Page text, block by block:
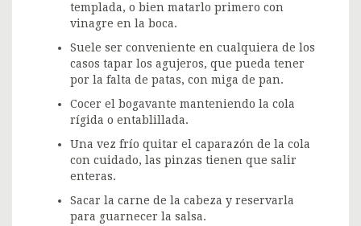
templada, o bien matarlo primero con
vinagre en la boca.
Suele ser conveniente en cualquiera de los
casos tapar los agujeros, que pueda tener
por la falta de patas, con miga de pan.
Cocer el bogavante manteniendo la cola
rígida o entablillada.
Una vez frío quitar el caparazón de la cola
con cuidado, las pinzas tienen que salir
enteras.
Sacar la carne de la cabeza y reservarla
para guarnecer la salsa.